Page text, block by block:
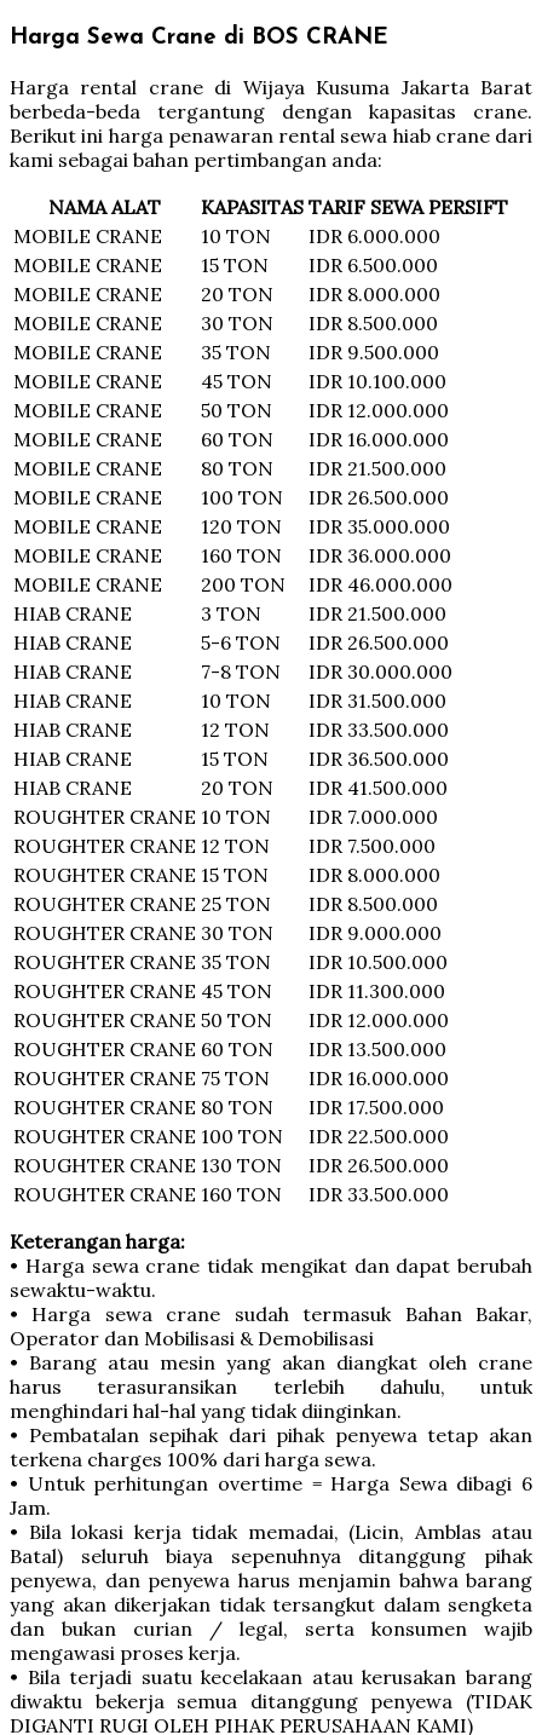
Harga Sewa Crane di BOS CRANE
Harga rental crane di Wijaya Kusuma Jakarta Barat
berbeda-beda tergantung dengan kapasitas crane.
Berikut ini harga penawaran rental sewa hiab crane dari
kami sebagai bahan pertimbangan anda:
NAMA ALAT
KAPASITAS TARIF SEWA PERSIFT
MOBILE CRANE
10 TON
IDR 6.000.000
MOBILE CRANE
15 TON
IDR 6.500.000
MOBILE CRANE
20 TON
IDR 8.000.000
MOBILE CRANE
30 TON
IDR 8.500.000
MOBILE CRANE
35 TON
IDR 9.500.000
MOBILE CRANE
45 TON
IDR 10.100.000
MOBILE CRANE
50 TON
IDR 12.000.000
MOBILE CRANE
60 TON
IDR 16.000.000
MOBILE CRANE
80 TON
IDR 21.500.000
MOBILE CRANE
100 TON
IDR 26.500.000
MOBILE CRANE
120 TON
IDR 35.000.000
MOBILE CRANE
160 TON
IDR 36.000.000
MOBILE CRANE
200 TON
IDR 46.000.000
HIAB CRANE
3 TON
IDR 21.500.000
HIAB CRANE
5-6 TON
IDR 26.500.000
HIAB CRANE
7-8 TON
IDR 30.000.000
HIAB CRANE
10 TON
IDR 31.500.000
HIAB CRANE
12 TON
IDR 33.500.000
HIAB CRANE
15 TON
IDR 36.500.000
HIAB CRANE
20 TON
IDR 41.500.000
ROUGHTER CRANE 10 TON
IDR 7.000.000
ROUGHTER CRANE 12 TON
IDR 7.500.000
ROUGHTER CRANE 15 TON
IDR 8.000.000
ROUGHTER CRANE 25 TON
IDR 8.500.000
ROUGHTER CRANE 30 TON
IDR 9.000.000
ROUGHTER CRANE 35 TON
IDR 10.500.000
ROUGHTER CRANE 45 TON
IDR 11.300.000
ROUGHTER CRANE 50 TON
IDR 12.000.000
ROUGHTER CRANE 60 TON
IDR 13.500.000
ROUGHTER CRANE 75 TON
IDR 16.000.000
ROUGHTER CRANE 80 TON
IDR 17.500.000
ROUGHTER CRANE 100 TON
IDR 22.500.000
ROUGHTER CRANE 130 TON
IDR 26.500.000
ROUGHTER CRANE 160 TON
IDR 33.500.000
Keterangan harga:
• Harga sewa crane tidak mengikat dan dapat berubah
sewaktu-waktu.
• Harga sewa crane sudah termasuk Bahan Bakar,
Operator dan Mobilisasi & Demobilisasi
• Barang atau mesin yang akan diangkat oleh crane
harus terasuransikan terlebih dahulu, untuk
menghindari hal-hal yang tidak diinginkan.
• Pembatalan sepihak dari pihak penyewa tetap akan
terkena charges 100% dari harga sewa.
• Untuk perhitungan overtime = Harga Sewa dibagi 6
Jam.
• Bila lokasi kerja tidak memadai, (Licin, Amblas atau
Batal) seluruh biaya sepenuhnya ditanggung pihak
penyewa, dan penyewa harus menjamin bahwa barang
yang akan dikerjakan tidak tersangkut dalam sengketa
dan bukan curian / legal, serta konsumen wajib
mengawasi proses kerja.
• Bila terjadi suatu kecelakaan atau kerusakan barang
diwaktu bekerja semua ditanggung penyewa (TIDAK
DIGANTI RUGI OLEH PIHAK PERUSAHAAN KAMI)